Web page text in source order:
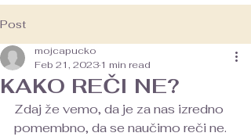
Post
KAKO REČI NE?
mojcapucko
Feb 21, 20231 min read
Zdaj že vemo, da je za nas izredno
pomembno, da se naučimo reči ne.